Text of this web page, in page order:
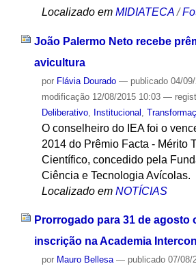
Localizado em MIDIATECA /
João Palermo Neto recebe
avicultura
por Flávia Dourado — publicado04/09/
modificação12/08/2015 10:03 —
Deliberativo, Institucional
O conselheiro do IEA foi o
2014 do Prêmio Facta - Mérito
Científico, concedido pela
Ciência e Tecnologia Avícolas.
Localizado em NOTÍCIAS
Prorrogado para 31 de agosto
inscrição na Academia
por Mauro Bellesa — publicado07/08/